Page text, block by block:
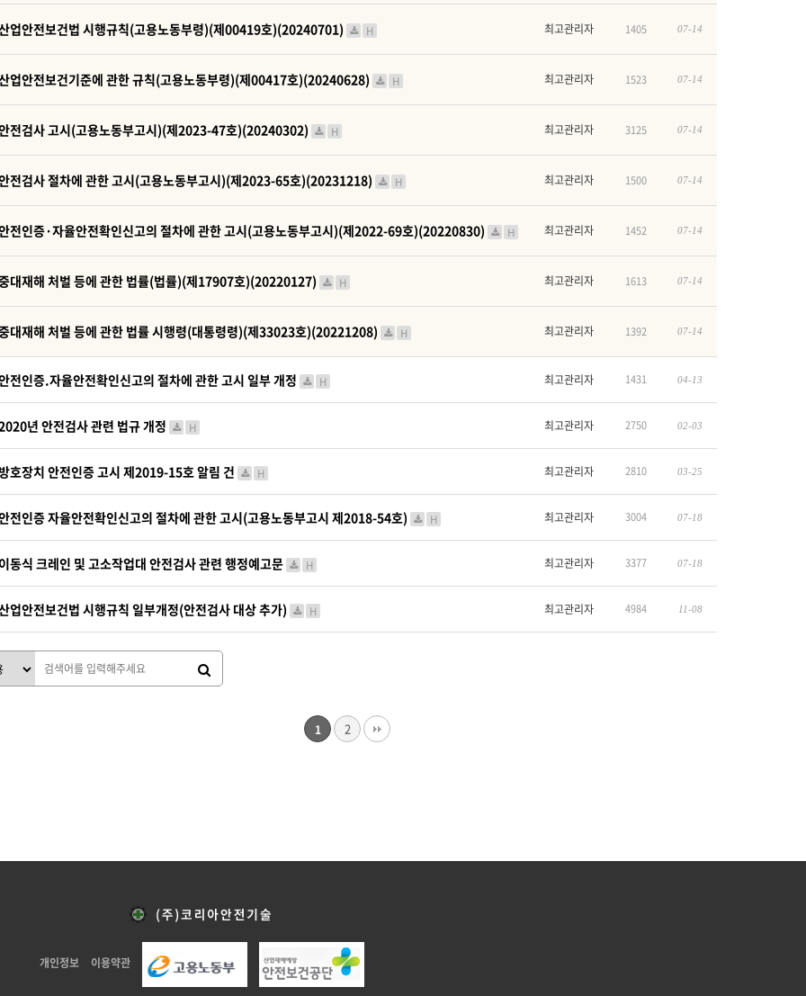
업안전보건법 시행규칙(고용노동부령)(제00419호)(20240701) H 최고관리자 1405 07-14
업안전보건기준에 관한 규칙(고용노동부령)(제00417호)(20240628) H 최고관리자 1523 07-14
전검사 고시(고용노동부고시)(제2023-47호)(20240302) H 최고관리자 3125 07-14
전검사 절차에 관한 고시(고용노동부고시)(제2023-65호)(20231218) H 최고관리자 1500 07-14
전인증·자율안전확인신고의 절차에 관한 고시(고용노동부고시)(제2022-69호)(20220830) H 최고관리자 1452 07-14
대재해 처벌 등에 관한 법률(법률)(제17907호)(20220127) H 최고관리자 1613 07-14
대재해 처벌 등에 관한 법률 시행령(대통령령)(제33023호)(20221208) H 최고관리자 1392 07-14
전인증.자율안전확인신고의 절차에 관한 고시 일부 개정 H 최고관리자 1431 04-13
년 안전검사 관련 법규 개정 H 최고관리자 2750 02-03
호장치 안전인증 고시 제2019-15호 알림 건 H 최고관리자 2810 03-25
전인증 자율안전확인신고의 절차에 관한 고시(고용노동부고시 제2018-54호) H 최고관리자 3004 07-18
동식 크레인 및 고소작업대 안전검사 관련 행정예고문 H 최고관리자 3377 07-18
업안전보건법 시행규칙 일부개정(안전검사 대상 추가) H 최고관리자 4984 11-08
1 2
개인정보 이용약관